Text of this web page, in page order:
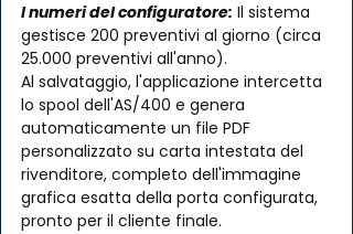
I numeri del configuratore: Il sistema
gestisce 200 preventivi al giorno (circa
25.000 preventivi all'anno).
Al salvataggio, l'applicazione intercetta
lo spool dell'AS/400 e genera
automaticamente un file PDF
personalizzato su carta intestata del
rivenditore, completo dell'immagine
grafica esatta della porta configurata,
pronto per il cliente finale.